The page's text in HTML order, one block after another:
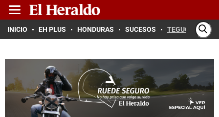
INICIO EH PLUS HONDURAS SUCESOS TEGUCIGALPA